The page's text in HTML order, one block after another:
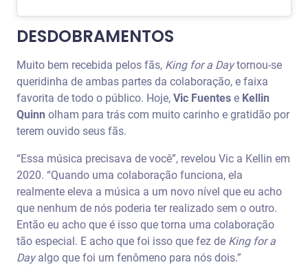
DESDOBRAMENTOS
Muito bem recebida pelos fãs, King for a Daytornou-se
queridinha de ambas partes da colaboração, e faixa
favorita de todo o público. Hoje, Vic Fuentes e Kellin
Quinn olham para trás com muito carinho e gratidão por
terem ouvido seus fãs.
“Essa música precisava de você”, revelou Vic a Kellin em
2020. “Quando uma colaboração funciona, ela
realmente eleva a música a um novo nível que eu acho
que nenhum de nós poderia ter realizado sem o outro.
Então eu acho que é isso que torna uma colaboração
tão especial. E acho que foi isso que fez de King for a
Dayalgo que foi um fenômeno para nós dois.”